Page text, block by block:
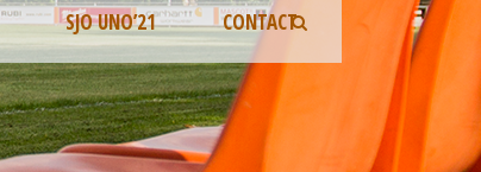
SJO UNO’21 CONTACT